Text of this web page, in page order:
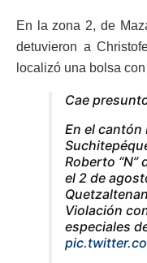
En la zona 2, de
detuvieron a
localizó una bolsa
Cae
En el cantón
Roberto “N”
el 2 de
Violación
especiales